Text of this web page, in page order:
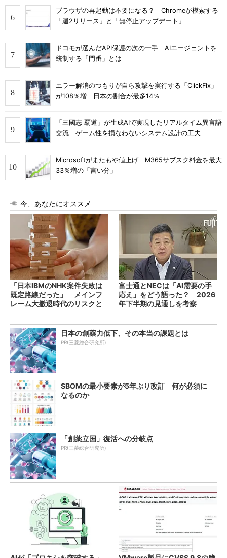
ブラウザの再起動は不要になる？ Chromeが模索する
「週2リリース」と「無停止アップデート」
ドコモが選んだAPI保護の次の一手 AIエージェントを
統制する「門番」とは
エラー解消のつもりが自ら攻撃を実行する「ClickFix」
が108％増 日本の割合が最多14％
「三國志 覇道」が生成AIで実現したリアルタイム異言語
交流 ゲーム性を損なわないシステム設計の工夫
Microsoftがまたもや値上げ M365サブスク料金を最大
33％増の「言い分」
今、あなたにオススメ
「日本IBMのNHK案件失敗は
既定路線だった」 メインフ
レーム大撤退時代のリスクと
富士通とNECは「AI需要の手
応え」をどう語った？ 2026
年下半期の見通しを考察
日本の創薬力低下、その本当の課題とは
PR(三菱総合研究所)
SBOMの最小要素が5年ぶり改訂 何が必須に
なるのか
「創薬立国」復活への分岐点
PR(三菱総合研究所)